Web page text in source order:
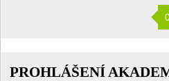
PROHLÁŠENÍ